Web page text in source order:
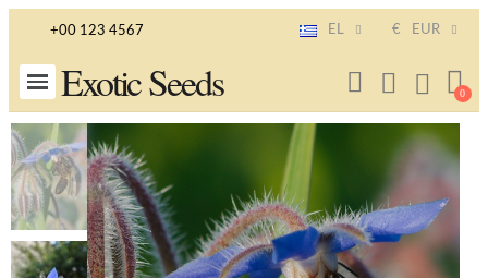
+00 123 4567 EL € EUR
Exotic Seeds